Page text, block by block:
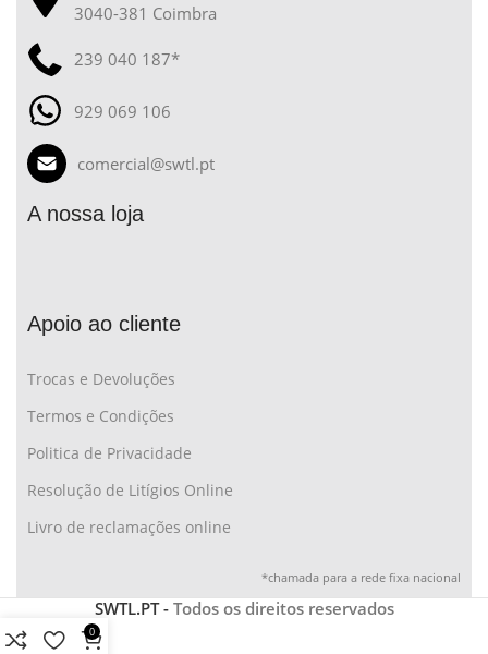
3040-381 Coimbra
239 040 187*
929 069 106
comercial@swtl.pt
A nossa loja
Apoio ao cliente
Trocas e Devoluções
Termos e Condições
Politica de Privacidade
Resolução de Litígios Online
Livro de reclamações online
*chamada para a rede fixa nacional
SWTL.PT - Todos os direitos reservados
0